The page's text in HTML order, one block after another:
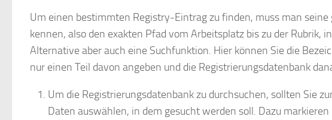
Um einen bestimmten Registry-Eintrag zu finden, muss man
kennen, also den exakten Pfad vom Arbeitsplatz bis zu der Rubrik,
Alternative aber auch eine Suchfunktion. Hier können Sie die
nur einen Teil davon angeben und die Registrierungsdatenbank
Um die Registrierungsdatenbank zu durchsuchen, sollten Sie
Daten auswählen, in dem gesucht werden soll. Dazu markieren